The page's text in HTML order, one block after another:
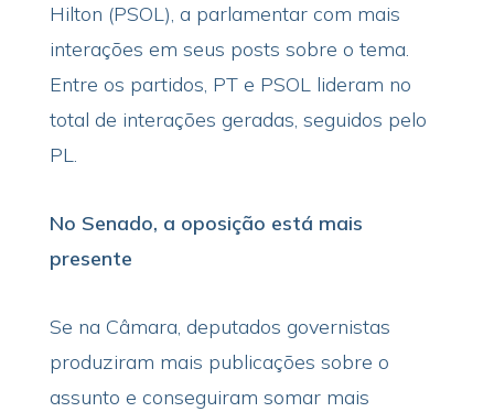
Hilton (PSOL), a parlamentar com mais
interações em seus posts sobre o tema.
Entre os partidos, PT e PSOL lideram no
total de interações geradas, seguidos pelo
PL.
No Senado, a oposição está mais
presente
Se na Câmara, deputados governistas
produziram mais publicações sobre o
assunto e conseguiram somar mais